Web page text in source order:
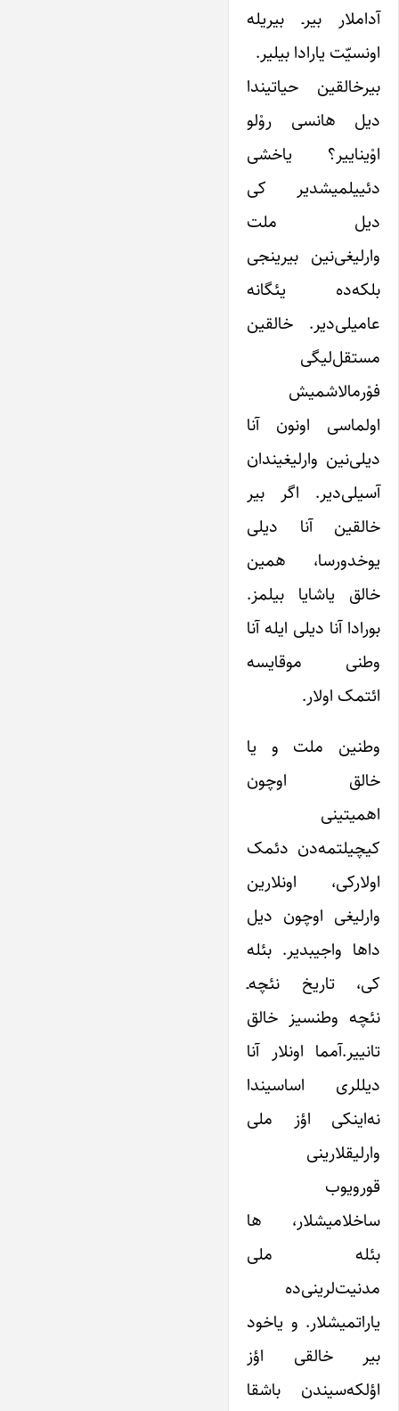
آداملار بیر‌ـ‌ بیریله
اونسیّت یارادا بیلیر.
بیرخالقین حیاتیندا
دیل هانسی روْلو
اوْیناییر؟ یاخشی
دئییلمیشدیر کی
دیل ملت
وارلیغی‌نین بیرینجی
بلکه‌ده یئگانه
عامیلی‌دیر. خالقین
مستقل‌لیگی
فوْرمالاشمیش
اولماسی اونون آنا
دیلی‌نین وارلیغیندان
آسیلی‌دیر. اگر بیر
خالقین آنا دیلی
یوخدورسا، همین
خالق یاشایا بیلمز.
بورادا آنا دیلی ایله آنا
وطنی موقایسه
ائتمک اولار.
وطنین ملت و یا
خالق اوچون
اهمیتینی
کیچیلتمه‌دن دئمک
اولارکی، اونلارین
وارلیغی اوچون دیل
داها واجیبدیر. بئله
کی، تاریخ نئچه‌ـ‌
نئچه وطنسیز خالق
تانییر.آمما اونلار آنا
دیللری اساسیندا
نه‌اینکی اؤز ملی
وارلیقلارینی
قورویوب
ساخلامیشلار، ها
بئله ملی
مدنیت‌لرینی‌ده
یاراتمیشلار. و یاخود
بیر خالقی اؤز
اؤلکه‌سیندن باشقا